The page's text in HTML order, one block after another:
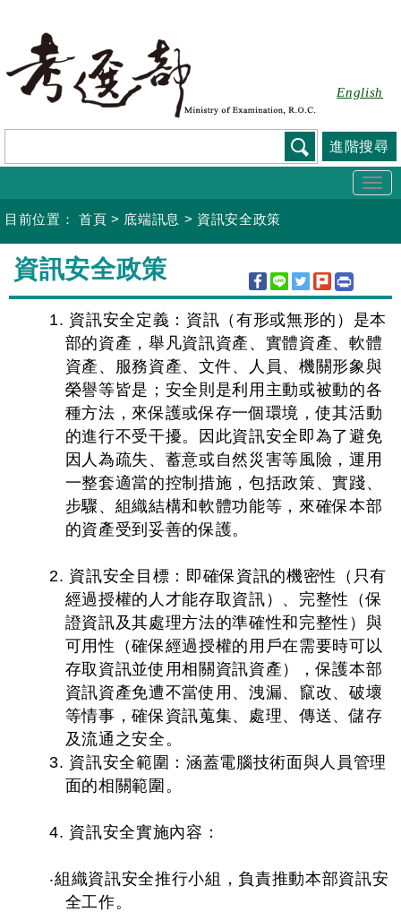
要
容
English
進階搜尋
目前位置： 首頁 > 底端訊息 > 資訊安全政策
:::
資訊安全政策
1. 資訊安全定義：資訊（有形或無形的）是本
部的資產，舉凡資訊資產、實體資產、軟體
資產、服務資產、文件、人員、機關形象與
榮譽等皆是；安全則是利用主動或被動的各
種方法，來保護或保存一個環境，使其活動
的進行不受干擾。因此資訊安全即為了避免
因人為疏失、蓄意或自然災害等風險，運用
一整套適當的控制措施，包括政策、實踐、
步驟、組織結構和軟體功能等，來確保本部
的資產受到妥善的保護。
2. 資訊安全目標：即確保資訊的機密性（只有
經過授權的人才能存取資訊）、完整性（保
證資訊及其處理方法的準確性和完整性）與
可用性（確保經過授權的用戶在需要時可以
存取資訊並使用相關資訊資產），保護本部
資訊資產免遭不當使用、洩漏、竄改、破壞
等情事，確保資訊蒐集、處理、傳送、儲存
及流通之安全。
3. 資訊安全範圍：涵蓋電腦技術面與人員管理
面的相關範圍。
4. 資訊安全實施內容：
‧組織資訊安全推行小組，負責推動本部資訊安
全工作。